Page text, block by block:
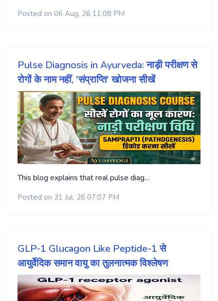
Posted on 06 Aug, 26 11:08 PM
Pulse Diagnosis in Ayurveda: नाड़ी परीक्षण से
रोगों के नाम नहीं, 'संप्राप्ति' खोजना सीखें
This blog explains that real pulse diag…
Posted on 31 Jul, 26 07:07 PM
GLP-1 Glucagon Like Peptide-1 से
आयुर्वेदिक समान वायु का तुलनात्मक विश्लेषण